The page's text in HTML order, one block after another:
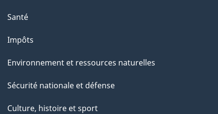
Santé
Impôts
Environnement et ressources naturelles
Sécurité nationale et défense
Culture, histoire et sport